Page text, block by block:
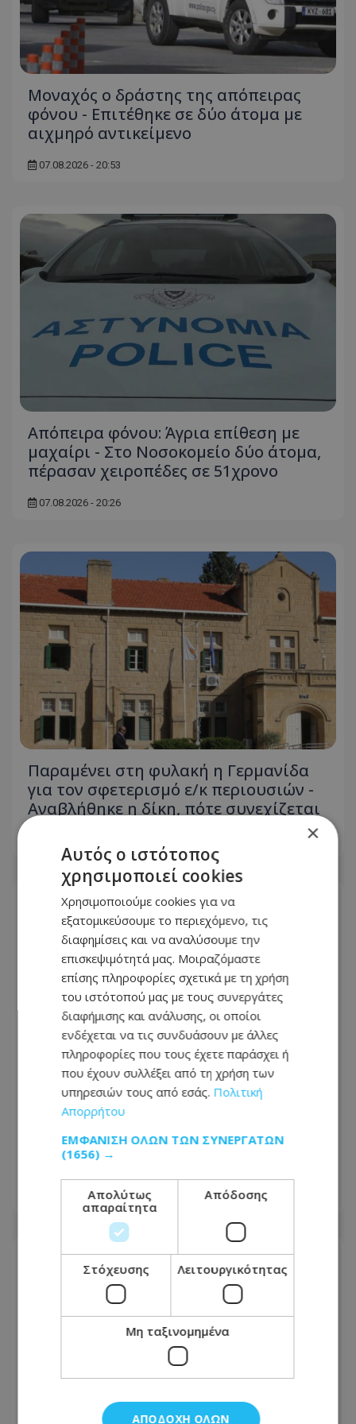
Μοναχός ο δράστης της απόπειρας
φόνου - Επιτέθηκε σε δύο άτομα με
αιχμηρό αντικείμενο
07.08.2026 - 20:53
Απόπειρα φόνου: Άγρια επίθεση με
μαχαίρι - Στο Νοσοκομείο δύο άτομα,
πέρασαν χειροπέδες σε 51χρονο
07.08.2026 - 20:26
Παραμένει στη φυλακή η Γερμανίδα
για τον σφετερισμό ε/κ περιουσιών -
Αναβλήθηκε η δίκη, πότε συνεχίζεται
Ραγδαίες εξελίξεις με το σοβαρό
στην σύζυγο του 27χρονου, κρίσιμες
ώρες για τον 16χρονο
07.08.2026 - 16:46
×
Αυτός ο ιστότοπος
χρησιμοποιεί cookies
Χρησιμοποιούμε cookies για να
εξατομικεύσουμε το περιεχόμενο, τις
διαφημίσεις και να αναλύσουμε την
επισκεψιμότητά μας. Μοιραζόμαστε
επίσης πληροφορίες σχετικά με τη χρήση
του ιστότοπού μας με τους συνεργάτες
διαφήμισης και ανάλυσης, οι οποίοι
ενδέχεται να τις συνδυάσουν με άλλες
πληροφορίες που τους έχετε παράσχει ή
που έχουν συλλέξει από τη χρήση των
υπηρεσιών τους από εσάς. Πολιτική
Απορρήτου
ΕΜΦΆΝΙΣΗ ΌΛΩΝ ΤΩΝ ΣΥΝΕΡΓΑΤΏΝ
(1656) →
Απολύτως
απαραίτητα
Απόδοσης
Στόχευσης Λειτουργικότητας
Μη ταξινομημένα
ΑΠΟΔΟΧΉ ΌΛΩΝ